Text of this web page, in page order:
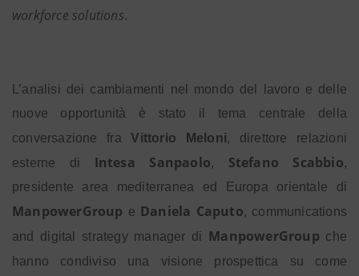
workforce solutions.
L’analisi dei cambiamenti nel mondo del lavoro e delle
nuove opportunità è stato il tema centrale della
conversazione fraVittorio Meloni, direttore relazioni
esterne di Intesa Sanpaolo, Stefano Scabbio,
presidente area mediterranea ed Europa orientale di
ManpowerGroup e Daniela Caputo, communications
and digital strategy manager di ManpowerGroup che
hanno
condiviso una visione prospettica su come